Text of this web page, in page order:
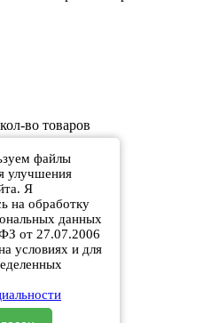
файлы
улучшения
Я
на обработку
данных
от 27.07.2006
условиях и для
во товаров
во товаров